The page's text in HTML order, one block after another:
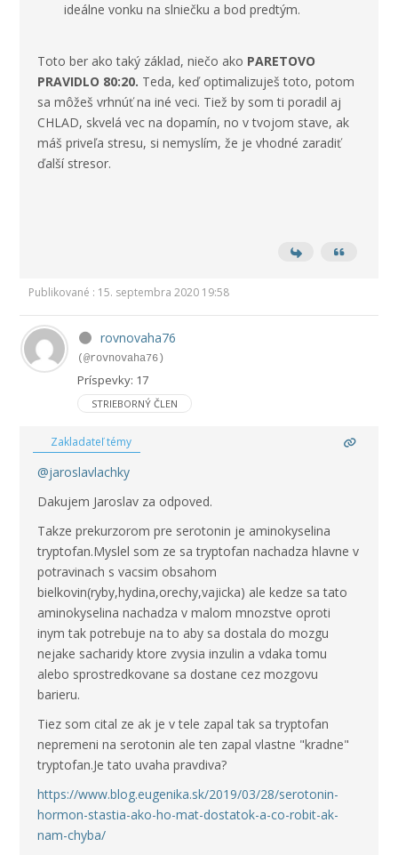
ideálne vonku na slniečku a bod predtým.
Toto ber ako taký základ, niečo ako PARETOVO
PRAVIDLO 80:20. Teda, keď optimalizuješ toto, potom
sa môžeš vrhnúť na iné veci. Tiež by som ti poradil aj
CHLAD, skvelá vec na dopamín, no v tvojom stave, ak
máš priveľa stresu, si nemyslím, že je vhodné zaradiť
ďalší stresor.
Publikované : 15. septembra 2020 19:58
rovnovaha76
(@rovnovaha76)
Príspevky: 17
STRIEBORNÝ ČLEN
Zakladateľ témy
@jaroslavlachky
Dakujem Jaroslav za odpoved.
Takze prekurzorom pre serotonin je aminokyselina
tryptofan.Myslel som ze sa tryptofan nachadza hlavne v
potravinach s vacsim obsahom
bielkovin(ryby,hydina,orechy,vajicka) ale kedze sa tato
aminokyselina nachadza v malom mnozstve oproti
inym tak potrebuje na to aby sa dostala do mozgu
nejake sacharidy ktore zvysia inzulin a vdaka tomu
alebo sprostredkovane sa dostane cez mozgovu
barieru.
Tiez som cital ze ak je v tele zapal tak sa tryptofan
nepremeni na serotonin ale ten zapal vlastne "kradne"
tryptofan.Je tato uvaha pravdiva?
https://www.blog.eugenika.sk/2019/03/28/serotonin-
hormon-stastia-ako-ho-mat-dostatok-a-co-robit-ak-
nam-chyba/